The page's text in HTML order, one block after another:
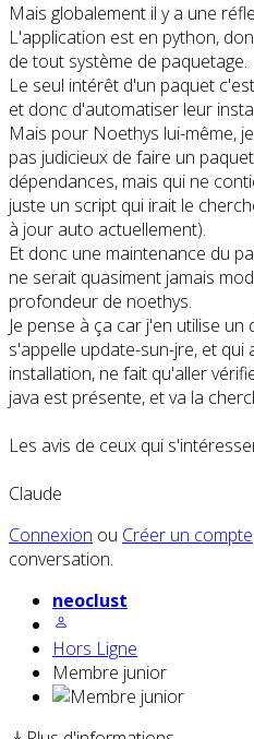
Mais globalement il y a une
L'application est en python,
de tout système de paquetage.
Le seul intérêt d'un paquet
et donc d'automatiser leur
Mais pour Noethys lui-même,
pas judicieux de faire un
dépendances, mais qui ne
juste un script qui irait le
à jour auto actuellement).
Et donc une maintenance du
ne serait quasiment jamais
profondeur de noethys.
Je pense à ça car j'en utilise
s'appelle update-sun-jre, et qui
installation, ne fait qu'aller
java est présente, et va la
Les avis de ceux qui
Claude
Connexion ou Créer un compte
conversation.
neoclust
Hors Ligne
Membre junior